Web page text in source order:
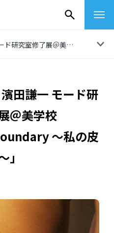
2012年度 美学校 濱田謙一 モード研究室修了展＠美学校 「Body Image Boundary ～私の皮膚～」
田謙一 モード研
＠美学校
～私の皮
」